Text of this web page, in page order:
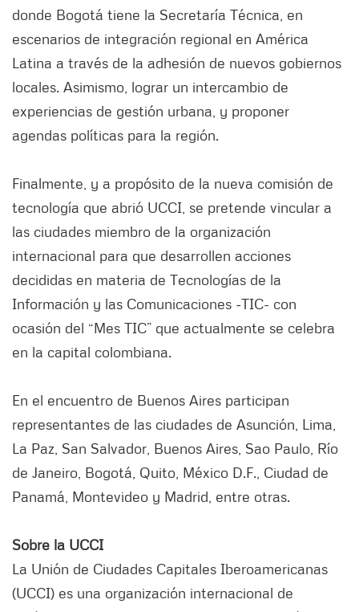
donde Bogotá tiene la Secretaría Técnica, en
escenarios de integración regional en América
Latina a través de la adhesión de nuevos gobiernos
locales. Asimismo, lograr un intercambio de
experiencias de gestión urbana, y proponer
agendas políticas para la región.
Finalmente, y a propósito de la nueva comisión de
tecnología que abrió UCCI, se pretende vincular a
las ciudades miembro de la organización
internacional para que desarrollen acciones
decididas en materia de Tecnologías de la
Información y las Comunicaciones -TIC- con
ocasión del “Mes TIC” que actualmente se celebra
en la capital colombiana.
En el encuentro de Buenos Aires participan
representantes de las ciudades de Asunción, Lima,
La Paz, San Salvador, Buenos Aires, Sao Paulo, Río
de Janeiro, Bogotá, Quito, México D.F., Ciudad de
Panamá, Montevideo y Madrid, entre otras.
Sobre la UCCI
La Unión de Ciudades Capitales Iberoamericanas
(UCCI) es una organización internacional de